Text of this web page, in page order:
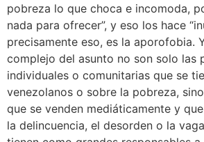
pobreza lo que choca e incomoda,
nada para ofrecer”, y eso los hace
precisamente eso, es la aporofobia.
complejo del asunto no son solo las
individuales o comunitarias que se
venezolanos o sobre la pobreza,
que se venden mediáticamente y
la delincuencia, el desorden o la